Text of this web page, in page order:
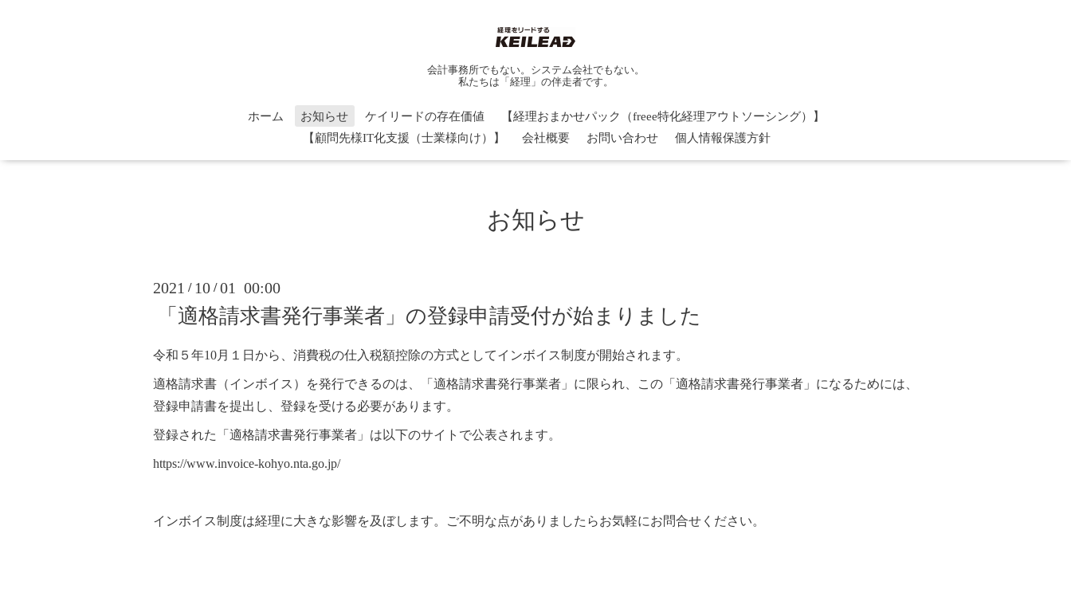
会計事務所でもない。システム会社でもない。
私たちは「経理」の伴走者です。
ホーム お知らせ ケイリードの存在価値
【経理おまかせパック（freee特化経理アウトソーシング）】
【顧問先様IT化支援（士業様向け）】
会社概要 お問い合わせ 個人情報保護方針
お知らせ
2021 / 10 /01 00:00
「適格請求書発行事業者」の登録申請受付が始まりました
令和５年10月１日から、消費税の仕入税額控除の方式としてインボイス制度が開始されます。
適格請求書（インボイス）を発行できるのは、「適格請求書発行事業者」に限られ、この「適格請求書発行事業者」になるためには、
登録申請書を提出し、登録を受ける必要があります。
登録された「適格請求書発行事業者」は以下のサイトで公表されます。
https://www.invoice-kohyo.nta.go.jp/
インボイス制度は経理に大きな影響を及ぼします。 ご不明な点がありましたらお気軽にお問合せください。